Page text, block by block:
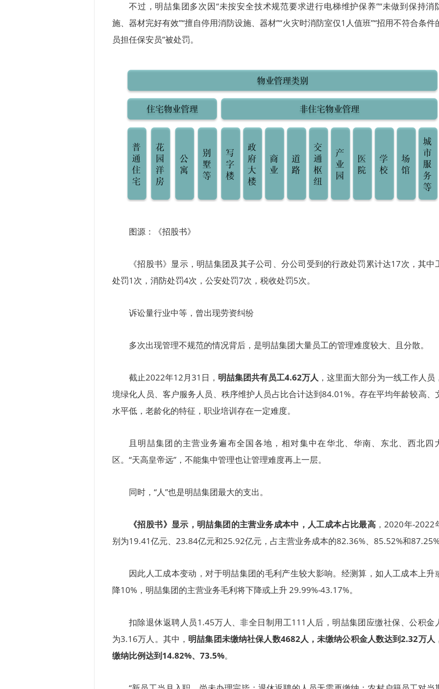
不过，明喆集团多次因“未按安全技术规范要求进行电梯维护保养”“未做到保持消
施、器材完好有效”“擅自停用消防设施、器材”“火灾时消防室仅1人值班”“招用不符合条件
员担任保安员”被处罚。
图源：《招股书》
《招股书》显示，明喆集团及其子公司、分公司受到的行政处罚累计达17次，其中
处罚1次，消防处罚4次，公安处罚7次，税收处罚5次。
诉讼量行业中等，曾出现劳资纠纷
多次出现管理不规范的情况背后，是明喆集团大量员工的管理难度较大、且分散。
截止2022年12月31日， 明喆集团共有员工4.62万人 ，这里面大部分为一线工作人员
境绿化人员、客户服务人员、秩序维护人员占比合计达到84.01%。存在平均年龄较高、
水平低，老龄化的特征，职业培训存在一定难度。
且明喆集团的主营业务遍布全国各地，相对集中在华北、华南、东北、西北四
区。“天高皇帝远”，不能集中管理也让管理难度再上一层。
同时，“人”也是明喆集团最大的支出。
《招股书》显示，明喆集团的主营业务成本中，人工成本占比最高 ，2020年-2022
别为19.41亿元、23.84亿元和25.92亿元，占主营业务成本的82.36%、85.52%和87.25%
因此人工成本变动，对于明喆集团的毛利产生较大影响。经测算，如人工成本上升
降10%，明喆集团的主营业务毛利将下降或上升 29.99%-43.17%。
扣除退休返聘人员1.45万人、非全日制用工111人后，明喆集团应缴社保、公积金
为3.16万人。其中， 明喆集团未缴纳社保人数4682人，未缴纳公积金人数达到2.32万人
缴纳比例达到14.82%、73.5%。